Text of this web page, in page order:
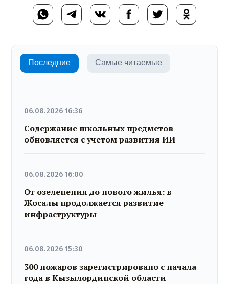
Последние Самые читаемые
06.08.2026 16:36
Содержание школьных предметов
обновляется с учетом развития ИИ
06.08.2026 16:00
От озеленения до нового жилья: в
Жосалы продолжается развитие
инфраструктуры
06.08.2026 15:30
300 пожаров зарегистрировано с начала
года в Кызылординской области